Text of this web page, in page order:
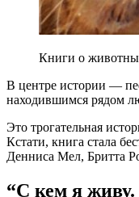
Книги о
В центре истории —
находившимся рядом
Это трогательная
Кстати, книга стала
Денниса Мел, Бритта
“С кем я